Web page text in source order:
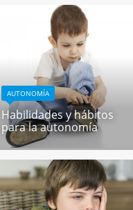
AUTONOMÍA
Habilidades y hábitos
para la autonomía